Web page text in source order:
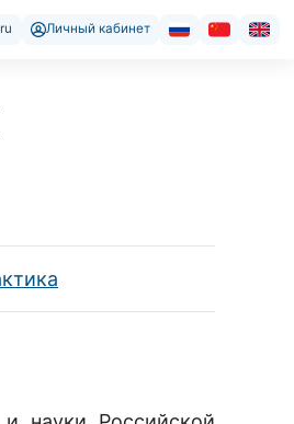
Личный кабинет